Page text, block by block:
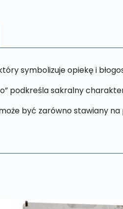
symbolizuje opiekę i
podkreśla sakralny
być zarówno stawiany